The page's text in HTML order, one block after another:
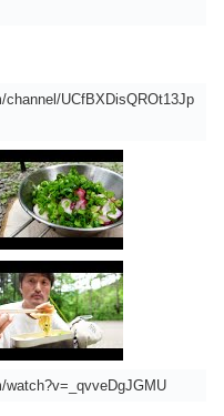
channel/UCfBXDisQROt13Jp
watch?v=_qvveDgJGMU